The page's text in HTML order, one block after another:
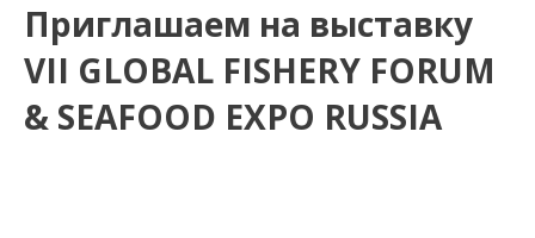
Приглашаем на выставку
VII GLOBAL FISHERY FORUM
& SEAFOOD EXPO RUSSIA